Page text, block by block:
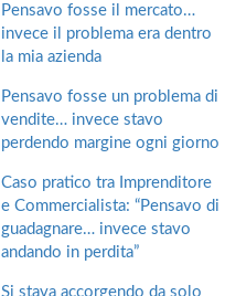
Pensavo fosse il mercato…
invece il problema era dentro
la mia azienda
Pensavo fosse un problema di
vendite… invece stavo
perdendo margine ogni giorno
Caso pratico tra Imprenditore
e Commercialista: “Pensavo di
guadagnare… invece stavo
andando in perdita”
Si stava accorgendo da solo